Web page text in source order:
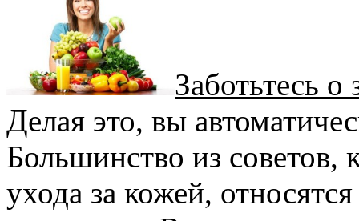
Заботьтесь о
Делая это, вы
Большинство из советов,
ухода за кожей,